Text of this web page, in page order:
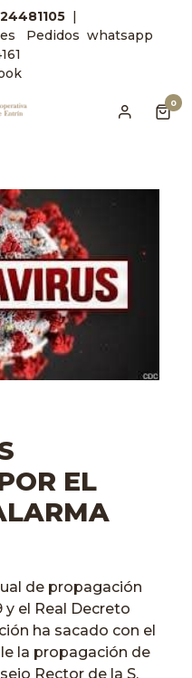
|
Pedidos whatsapp
0
EL
de propagación
y el Real Decreto
ha sacado con el
la propagación de
Rector de la S.